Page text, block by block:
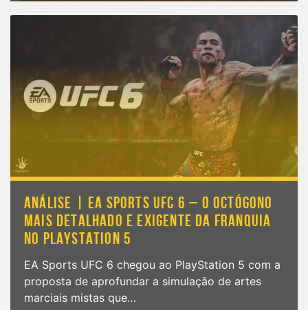
ANÁLISE | EA SPORTS UFC 6 – O OCTÓGONO
MAIS DETALHADO E EXIGENTE DA FRANQUIA
NO PLAYSTATION 5
EA Sports UFC 6 chegou ao PlayStation 5 com a
proposta de aprofundar a simulação de artes
marciais mistas que…